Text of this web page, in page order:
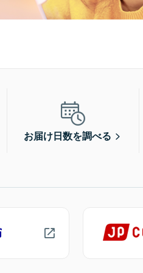
お届け日数を調べる